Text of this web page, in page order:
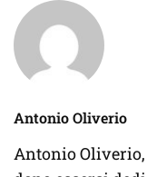
Antonio Oliverio
Antonio